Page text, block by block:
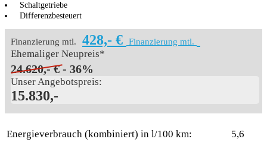
Schaltgetriebe
Differenzbesteuert
Finanzierung mtl. 428,- € Finanzierung mtl.
Ehemaliger Neupreis*
24.620,- € - 36%
Unser Angebotspreis:
15.830,-
Energieverbrauch (kombiniert) in l/100 km:
5,6